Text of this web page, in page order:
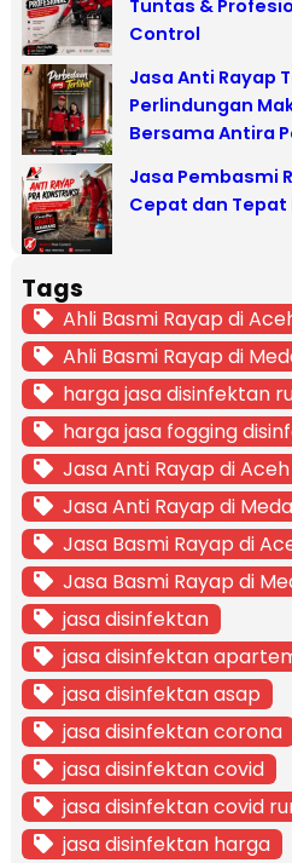
Tuntas &
Control
Jasa Anti Rayap
Perlindungan
Bersama Antira
Jasa Pembasmi
Cepat dan Tepat
Tags
Ahli Basmi Rayap di
Ahli Basmi Rayap di
harga jasa disinfektan
harga jasa fogging
Jasa Anti Rayap di Aceh
Jasa Anti Rayap di
Jasa Basmi Rayap di
Jasa Basmi Rayap di
jasa disinfektan
jasa disinfektan
jasa disinfektan asap
jasa disinfektan corona
jasa disinfektan covid
jasa disinfektan covid
jasa disinfektan harga